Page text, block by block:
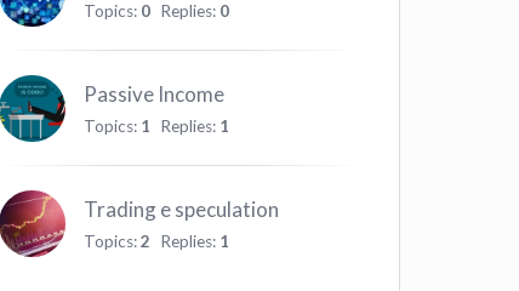
Topics: 0 Replies: 0
Passive Income
Topics: 1 Replies: 1
Trading e speculation
Topics:2 Replies: 1